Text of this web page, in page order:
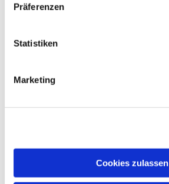
Präferenzen
Statistiken
Marketing
Cookies zulassen
Katholische Kirche